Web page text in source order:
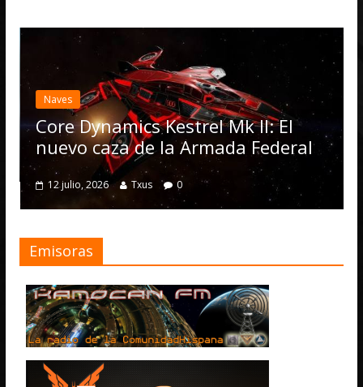
Kestrel Mk II: El
de la Armada Federal
Txus 0
Elite
Emisoras